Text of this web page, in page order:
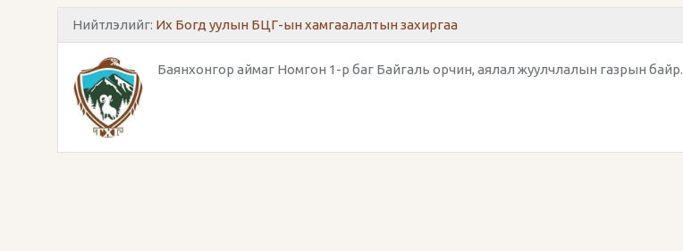
Нийтлэлийг: Их Богд уулын БЦГ-ын хамгаалалтын захиргаа
Баянхонгор аймаг Номгон 1-р баг Байгаль орчин, аялал жуулчлалын газрын байр.